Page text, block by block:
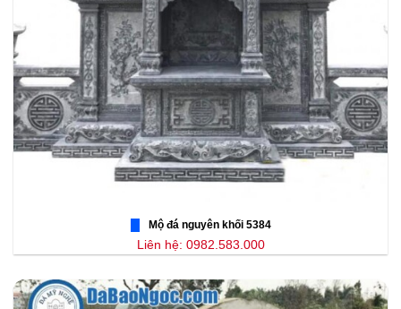
Mộ đá nguyên khối 5384
Liên hệ: 0982.583.000